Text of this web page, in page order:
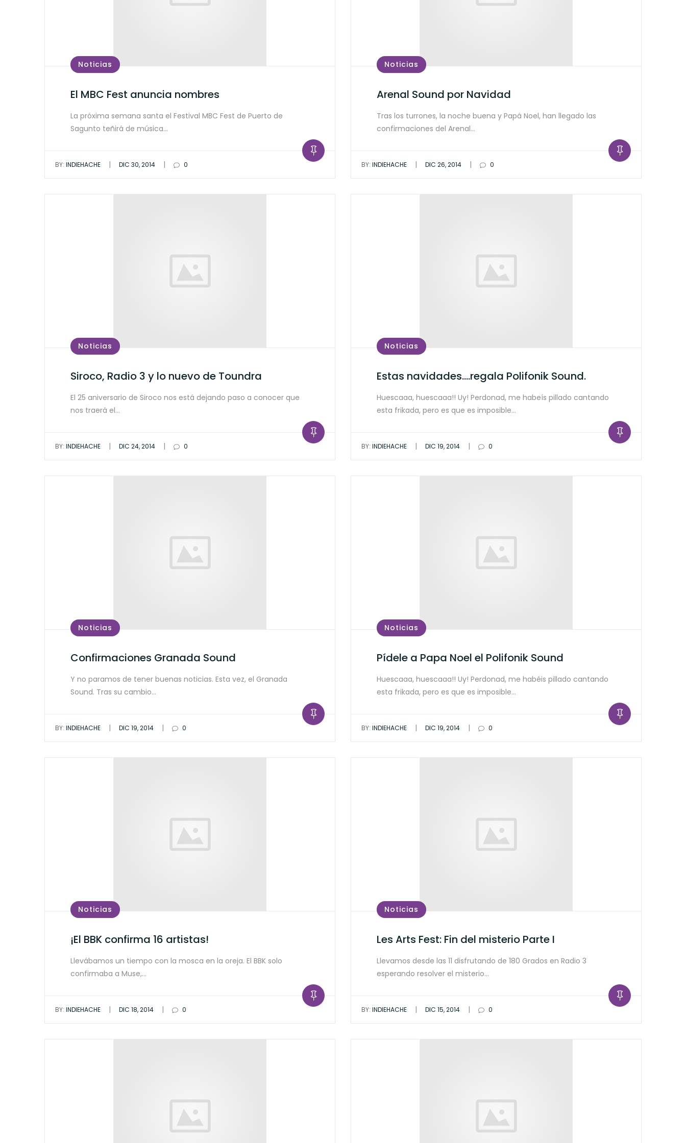
Noticias
El MBC Fest anuncia nombres
La próxima semana santa el Festival MBC Fest de Puerto de
Sagunto teñirá de música…
BY: INDIEHACHE | DIC 30, 2014 | 0
Noticias
Arenal Sound por Navidad
Tras los turrones, la noche buena y Papá Noel, han llegado las
confirmaciones del Arenal…
BY: INDIEHACHE | DIC 26, 2014 | 0
Noticias
Siroco, Radio 3 y lo nuevo de Toundra
El 25 aniversario de Siroco nos está dejando paso a conocer que
nos traerá el…
BY: INDIEHACHE | DIC 24, 2014 | 0
Noticias
Estas navidades….regala Polifonik Sound.
Huescaaa, huescaaa!! Uy! Perdonad, me habeís pillado cantando
esta frikada, pero es que es imposible…
BY: INDIEHACHE | DIC 19, 2014 | 0
Noticias
Confirmaciones Granada Sound
Y no paramos de tener buenas noticias. Esta vez, el Granada
Sound. Tras su cambio…
BY: INDIEHACHE | DIC 19, 2014 | 0
Noticias
Pídele a Papa Noel el Polifonik Sound
Huescaaa, huescaaa!! Uy! Perdonad, me habéis pillado cantando
esta frikada, pero es que es imposible…
BY: INDIEHACHE | DIC 19, 2014 | 0
Noticias
¡El BBK confirma 16 artistas!
Llevábamos un tiempo con la mosca en la oreja. El BBK solo
confirmaba a Muse,…
BY: INDIEHACHE | DIC 18, 2014 | 0
Noticias
Les Arts Fest: Fin del misterio Parte I
Llevamos desde las 11 disfrutando de 180 Grados en Radio 3
esperando resolver el misterio…
BY: INDIEHACHE | DIC 15, 2014 | 0